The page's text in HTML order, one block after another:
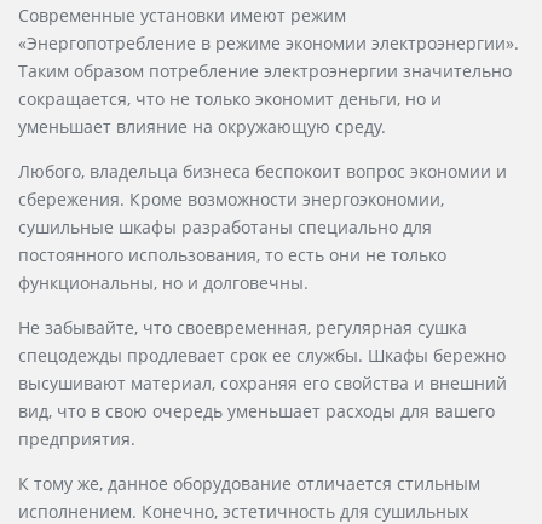
Современные установки имеют режим
«Энергопотребление в режиме экономии электроэнергии».
Таким образом потребление электроэнергии значительно
сокращается, что не только экономит деньги, но и
уменьшает влияние на окружающую среду.
Любого, владельца бизнеса беспокоит вопрос экономии и
сбережения. Кроме возможности энергоэкономии,
сушильные шкафы разработаны специально для
постоянного использования, то есть они не только
функциональны, но и долговечны.
Не забывайте, что своевременная, регулярная сушка
спецодежды продлевает срок ее службы. Шкафы бережно
высушивают материал, сохраняя его свойства и внешний
вид, что в свою очередь уменьшает расходы для вашего
предприятия.
К тому же, данное оборудование отличается стильным
исполнением. Конечно, эстетичность для сушильных